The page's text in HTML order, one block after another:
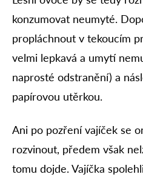
konzumovat neumyté.
propláchnout v tekoucím
velmi lepkavá a umytí
naprosté odstranění) a
papírovou utěrkou.
Ani po pozření vajíček se
rozvinout, předem však
tomu dojde. Vajíčka